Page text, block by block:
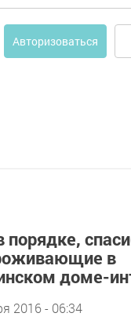
Авторизоваться
порядке,
в
доме-
2016 - 06:34